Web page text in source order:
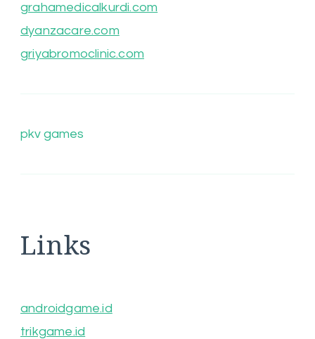
grahamedicalkurdi.com
dyanzacare.com
griyabromoclinic.com
pkv games
Links
androidgame.id
trikgame.id